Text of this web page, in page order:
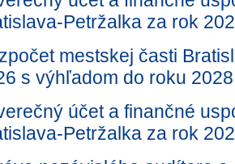
Petržalka za rok
mestskej časti
s výhľadom do roku 2028
účet a finančné
Petržalka za rok